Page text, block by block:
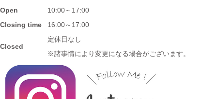
2023/10/25
≪新着商品≫ 波佐見焼の可愛いフルーツ柄平鉢新入荷しました♪
先行販売中！！
2023/10/23
≪おすすめ≫ あったか～いお茶にどうぞ！しのぎの湯飲み再入
Open
10:00～17:00
Closing time
16:00～17:00
Closed
定休日なし
※諸事情により変更になる場合がございます。